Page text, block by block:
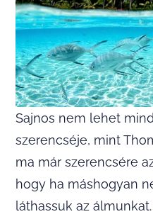
Sajnos nem lehet
szerencséje, mint
ma már szerencsére
hogy ha máshogyan
láthassuk az